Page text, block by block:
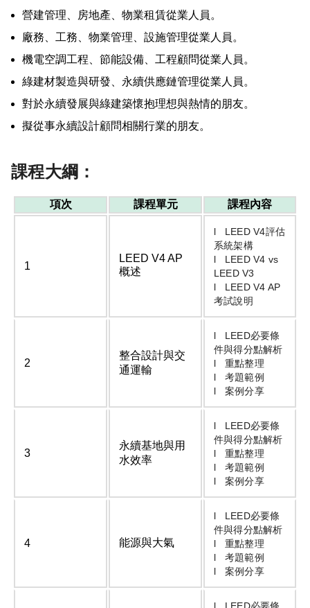
營建管理、房地產、物業租賃從業人員。
廠務、工務、物業管理、設施管理從業人員。
機電空調工程、節能設備、工程顧問從業人員。
綠建材製造與研發、永續供應鏈管理從業人員。
對於永續發展與綠建築懷抱理想與熱情的朋友。
擬從事永續設計顧問相關行業的朋友。
課程大綱：
項次 課程單元 課程內容
1
LEED V4 AP
概述
l LEED V4評估
系統架構
l LEED V4 vs
LEED V3
l LEED V4 AP
考試說明
2
整合設計與交
通運輸
l LEED必要條
件與得分點解析
l 重點整理
l 考題範例
l 案例分享
3
永續基地與用
水效率
l LEED必要條
件與得分點解析
l 重點整理
l 考題範例
l 案例分享
4 能源與大氣
l LEED必要條
件與得分點解析
l 重點整理
l 考題範例
l 案例分享
l LEED必要條